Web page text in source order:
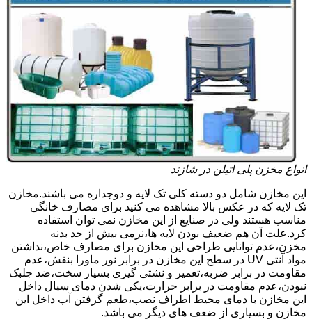
انواع مخزن پلی اتیلن در شازند
این مخازن شامل دو دسته کلی تک لایه و دوجداره می باشند.مخازن
تک لایه که در عکس بالا مشاهده می کنید برای مصارف خانگی
مناسب هستند ولی در صنایع از این مخازن نمی توان استفاده
کرد.علت آن هم ضعیف بودن لایه ها،نرمی بیش از حد بدنه
مخزن،عدم توانایی طراحی این مخازن برای مصارف خاص،نداشتن
مواد آنتی UV در سطح این مخازن در برابر نور ماورا بنفش،عدم
مقاومت در برابر ضربه،تعمیر و نشتی گیری بسیار سخت،ضد جلبک
نبودن،عدم مقاومت در برابر حرارت،یکی شدن دمای سیال داخل
این مخازن با دمای محیط اطراف نصب،طعم گرفتن آب داخل این
مخازن و بسیاری از ضعف های دیگر می باشد.